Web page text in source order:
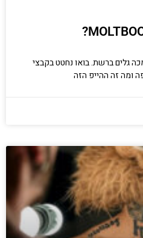
גלים ברשת. בואו נחטט בקבצי
ומה זה ההייפ הזה